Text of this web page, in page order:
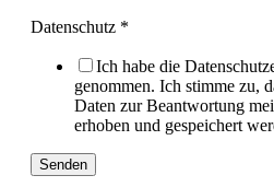
Datenschutz *
Ich habe die
genommen. Ich stimme zu,
Daten zur Beantwortung
erhoben und gespeichert
Senden